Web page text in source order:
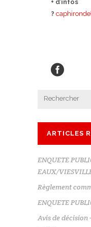
+ d’infos
?
ARTICLES
ENQUETE
EAUX/
Règlement
ENQUETE
Avis de décision